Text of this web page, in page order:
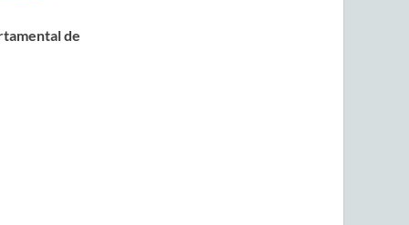
de